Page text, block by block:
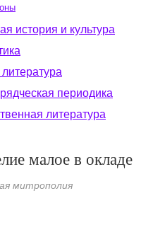
история и культура
периодика
литература
малое в окладе
митрополия